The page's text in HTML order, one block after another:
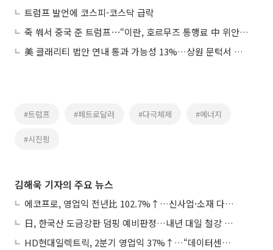
트럼프 발언에 코스피-코스닥 급락
죽 쒀서 중국 준 트럼프⋯“이란, 호르무즈 통행료 中 위안화ㆍ코인으로 받는다”
美 클래리티 법안 연내 통과 가능성 13%…상원 문턱서 제동
#트럼프 #페트로달러 #다극체제 #에너지
#시진핑
김해욱 기자의 주요 뉴스
에코프로, 영업익 전년比 102.7%↑…신사업·소재 다각화 박차
日, 한국산 도금강판 덤핑 예비판정…내년 대일 철강 수출 ‘빨간불’
HD현대일렉트릭, 2분기 영업익 37%↑…“데이터센터 사업, 새로운 성장 축”